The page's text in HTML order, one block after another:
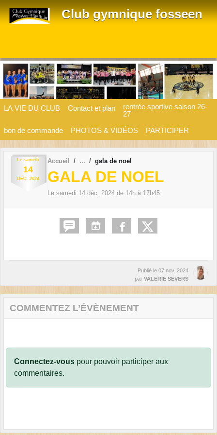
Club gymnique fosseen
LA VIE DU CLUB Contact et plan
rentrée sportive saison 26-
27
bon de commande
PHOTOS & VIDÉOS PARTICIPER
Le samedi
14
DÉC. 2024
Accueil gala de noel
GALA DE NOEL
Le samedi 14 déc. 2024 de 14h à 17h45
Publié le 07 nov. 2024
par VALERIE SEVERS
COMMENTEZ L’ÉVÈNEMENT
Connectez-vous pour pouvoir participer aux
commentaires.
Panneau de gestion des cookies